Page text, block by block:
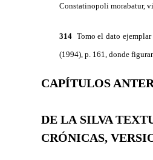
Constatinopoli morabatur,
314 Tomo el dato
(1994), p. 161, donde
CAPÍTULOS
DE LA SILVA
CRÓNICAS,